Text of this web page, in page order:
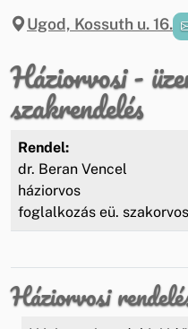
Ugod, Kossuth u. 16.
Háziorvosi -
szakrendelés
Rendel:
dr. Beran Vencel
háziorvos
foglalkozás eü. szakorvos
Háziorvosi